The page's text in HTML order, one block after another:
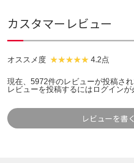
カスタマーレビュー
オススメ度 4.2点
現在、5972件のレビューが投稿され
レビューを投稿するには ログインが
レビューを書く